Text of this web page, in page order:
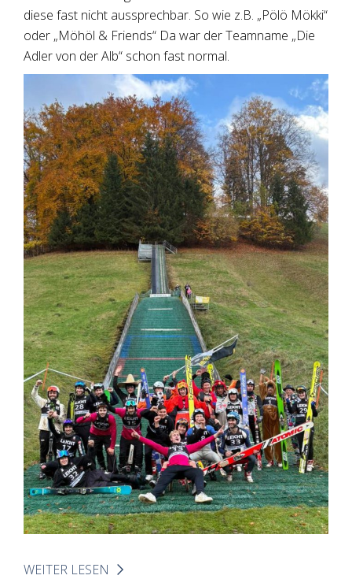
diese fast nicht aussprechbar. So wie z.B. „Pölö Mökki“
oder „Möhöl & Friends“ Da war der Teamname „Die
Adler von der Alb“ schon fast normal.
WEITER LESEN